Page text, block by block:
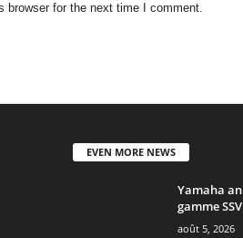
browser for the next time I comment.
EVEN MORE NEWS
Yamaha
gamme
août 5, 2026